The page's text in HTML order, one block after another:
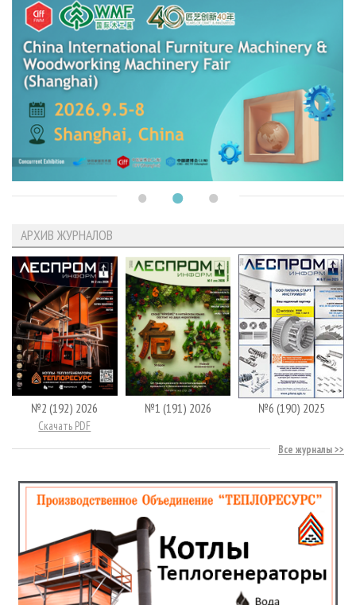
АРХИВ ЖУРНАЛОВ
№2 (192) 2026
Скачать PDF
№1 (191) 2026 №6 (190) 2025
Все журналы